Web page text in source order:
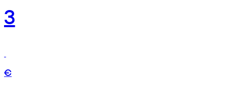
3
€